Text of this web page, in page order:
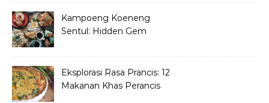
Kampoeng Koeneng
Sentul: Hidden Gem
Eksplorasi Rasa Prancis: 12
Makanan Khas Perancis